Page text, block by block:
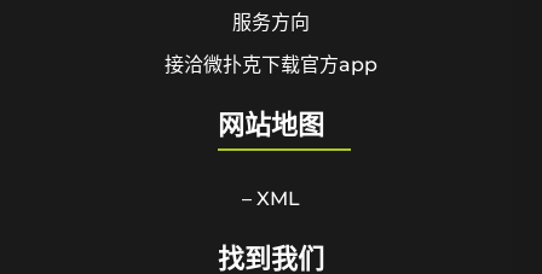
服务方向
接洽微扑克下载官方app
网站地图
– XML
找到我们